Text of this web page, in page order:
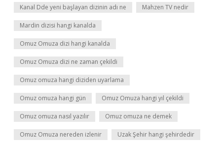
Kanal Dde yeni başlayan dizinin adı ne Mahzen TV nedir
Mardin dizisi hangi kanalda
Omuz Omuza dizi hangi kanalda
Omuz Omuza dizi ne zaman çekildi
Omuz omuza hangi diziden uyarlama
Omuz omuza hangi gün Omuz Omuza hangi yıl çekildi
Omuz omuza nasıl yazılır Omuz omuza ne demek
Omuz Omuza nereden izlenir Uzak Şehir hangi şehirdedir